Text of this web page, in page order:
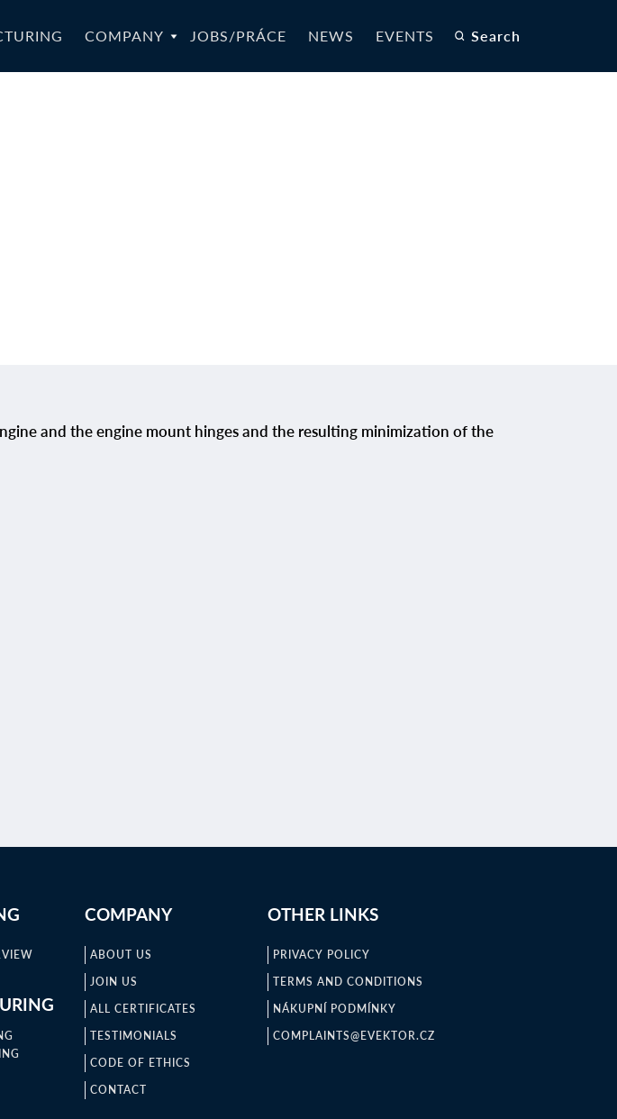
COMPANY JOBS/PRÁCE NEWS EVENTS Search
and the engine mount hinges and the resulting minimization of the
COMPANY
ABOUT US
JOIN US
ALL CERTIFICATES
TESTIMONIALS
CODE OF ETHICS
CONTACT
OTHER LINKS
PRIVACY POLICY
TERMS AND CONDITIONS
NÁKUPNÍ PODMÍNKY
COMPLAINTS@EVEKTOR.CZ